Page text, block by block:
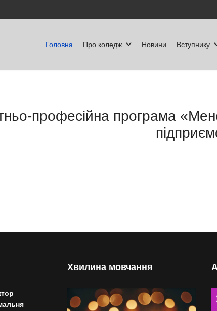
Головна Про коледж Новини Вступнику
професійна програма
Хвилина мовчання